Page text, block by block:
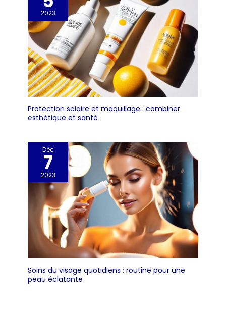
2023
Protection solaire et maquillage : combiner
esthétique et santé
Déc
7
2023
Soins du visage quotidiens : routine pour une
peau éclatante